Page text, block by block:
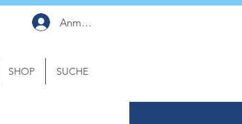
Anmelden
SHOP SUCHE